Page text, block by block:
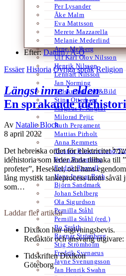
Per Lysander
Åke Malm
Eva Mattsson
Merete Mazzarella
Melanie Mederlind
Arne Melberg
Ulf Karl Olov Nilsson
Henrik Nilsson
Lennart Nilsson
Jan Norming
Tidskriften Ord&Bild
Stina Otterberg
Magnus P. Ängsal
Milorad Pejic
Ruth Pergament
Mattias Pirholt
Anna Remmets
Torsten Rönnerstrand
Ervin Rosenberg
Fredrik Rosvall
Hans-Ingvar Roth
Björn Sandmark
Johan Sehlberg
Ola Sigurdson
Pernilla Ståhl
Pernilla Ståhl (red.)
Bo Stråth
Ragnar Strömberg
Stig Strömholm
Fredrik Svenaeus
Jayne Svenungsson
Jan Henrik Swahn
Efter:Datum /A-Ö
Essäer Historia Övriga språk Religion
Längst inne i elden
En sprakande
Av Natalie Bloch
8 april 2022
Det hebreiska ordet för elektricitet חשמל (ḥašmal) har en sprakande
idéhistoria som leder ända tillbaka till
profeter”, Hesekiel, och hans
lång mystisk tankeprocess inom
som…
Laddar fler artiklar
Dixikon har utgivningsbevis.
Redaktör och ansvarig
Tidskriften Dixikon
Göteborg